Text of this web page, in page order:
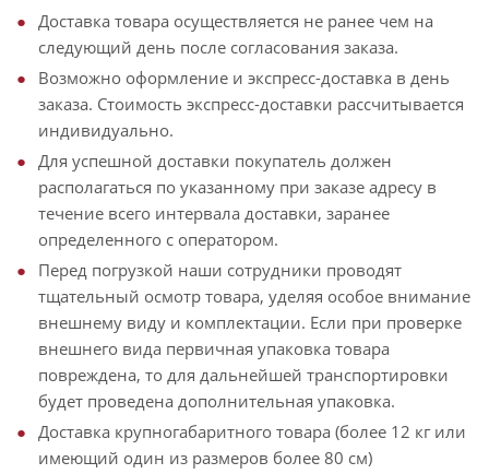
Доставка товара осуществляется не ранее чем на
следующий день после согласования заказа.
Возможно оформление и экспресс-доставка в день
заказа. Стоимость экспресс-доставки рассчитывается
индивидуально.
Для успешной доставки покупатель должен
располагаться по указанному при заказе адресу в
течение всего интервала доставки, заранее
определенного с оператором.
Перед погрузкой наши сотрудники проводят
тщательный осмотр товара, уделяя особое внимание
внешнему виду и комплектации. Если при проверке
внешнего вида первичная упаковка товара
повреждена, то для дальнейшей транспортировки
будет проведена дополнительная упаковка.
Доставка крупногабаритного товара (более 12 кг или
имеющий один из размеров более 80 см)